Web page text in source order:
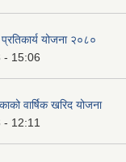
प्रतिकार्य योजना २०८०
- 15:06
वार्षिक खरिद योजना
12:11